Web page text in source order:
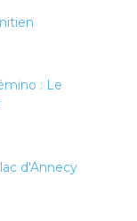
: Le
d'Annecy